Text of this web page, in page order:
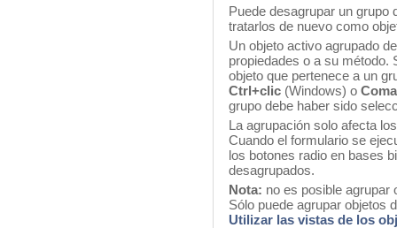
Puede desagrupar un grupo
tratarlos de nuevo como
Un objeto activo agrupado
propiedades o a su método.
objeto que pertenece a un
Ctrl+clic (Windows) o
grupo debe haber sido
La agrupación solo afecta
Cuando el formulario se
los botones radio en bases
desagrupados.
Nota: no es posible agrupar
Sólo puede agrupar objetos
Utilizar las vistas de los